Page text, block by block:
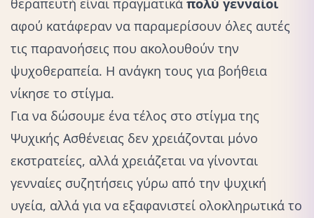
θεραπευτή είναι πραγματικά πολύ γενναίοι
αφού κατάφεραν να παραμερίσουν όλες αυτές
τις παρανοήσεις που ακολουθούν την
ψυχοθεραπεία. Η ανάγκη τους για βοήθεια
νίκησε το στίγμα.
Για να δώσουμε ένα τέλος στο στίγμα της
Ψυχικής Ασθένειας δεν χρειάζονται μόνο
εκστρατείες, αλλά χρειάζεται να γίνονται
γενναίες συζητήσεις γύρω από την ψυχική
υγεία, αλλά για να εξαφανιστεί ολοκληρωτικά το